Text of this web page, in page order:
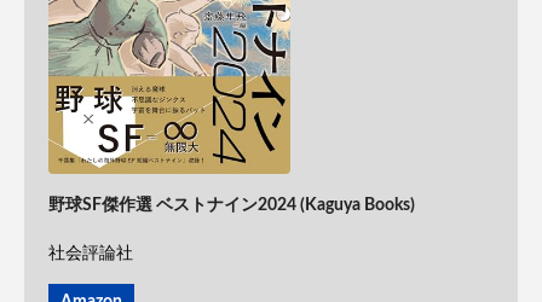
野球SF傑作選 ベストナイン2024 (Kaguya Books)
社会評論社